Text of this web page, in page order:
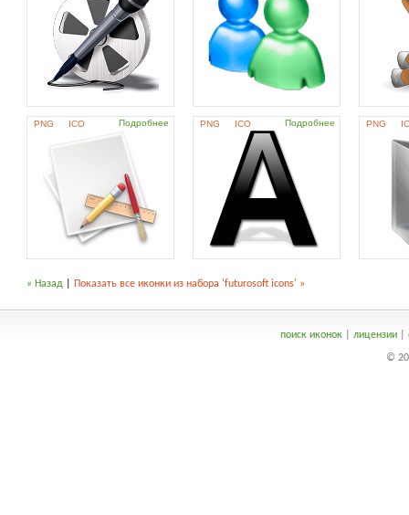
PNG ICO Подробнее PNG ICO Подробнее PNG
« Назад Показать все иконки из набора 'futurosoft icons' »
поиск иконок| лицензии|
©